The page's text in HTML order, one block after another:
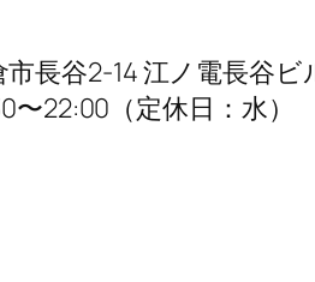
長谷2-14 江ノ電長谷ビ
〜22:00（定休日：水）